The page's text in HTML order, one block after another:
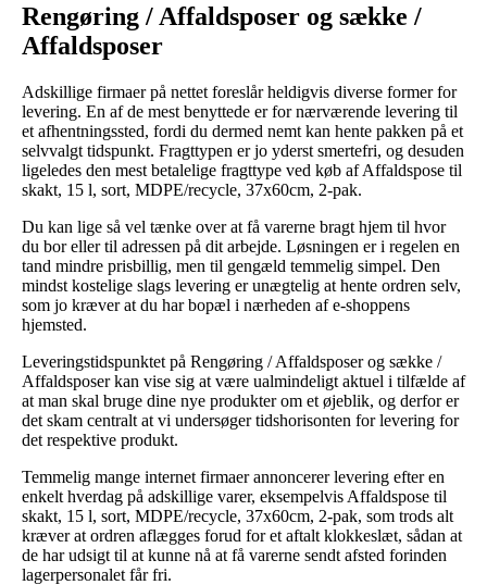
Rengøring / Affaldsposer og sække /
Affaldsposer
Adskillige firmaer på nettet foreslår heldigvis diverse former for
levering. En af de mest benyttede er for nærværende levering til
et afhentningssted, fordi du dermed nemt kan hente pakken på et
selvvalgt tidspunkt. Fragttypen er jo yderst smertefri, og desuden
ligeledes den mest betalelige fragttype ved køb af Affaldspose til
skakt, 15 l, sort, MDPE/recycle, 37x60cm, 2-pak.
Du kan lige så vel tænke over at få varerne bragt hjem til hvor
du bor eller til adressen på dit arbejde. Løsningen er i regelen en
tand mindre prisbillig, men til gengæld temmelig simpel. Den
mindst kostelige slags levering er unægtelig at hente ordren selv,
som jo kræver at du har bopæl i nærheden af e-shoppens
hjemsted.
Leveringstidspunktet på Rengøring / Affaldsposer og sække /
Affaldsposer kan vise sig at være ualmindeligt aktuel i tilfælde af
at man skal bruge dine nye produkter om et øjeblik, og derfor er
det skam centralt at vi undersøger tidshorisonten for levering for
det respektive produkt.
Temmelig mange internet firmaer annoncerer levering efter en
enkelt hverdag på adskillige varer, eksempelvis Affaldspose til
skakt, 15 l, sort, MDPE/recycle, 37x60cm, 2-pak, som trods alt
kræver at ordren aflægges forud for et aftalt klokkeslæt, sådan at
de har udsigt til at kunne nå at få varerne sendt afsted forinden
lagerpersonalet får fri.